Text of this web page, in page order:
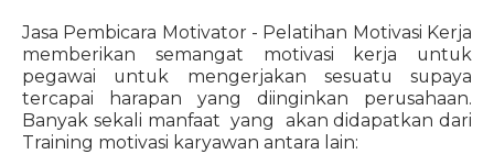
Jasa Pembicara Motivator - Pelatihan Motivasi Kerja
memberikan semangat motivasi kerja untuk
pegawai untuk mengerjakan sesuatu supaya
tercapai harapan yang diinginkan perusahaan.
Banyak sekali manfaat yang akan didapatkan dari
Training motivasi karyawan antara lain: